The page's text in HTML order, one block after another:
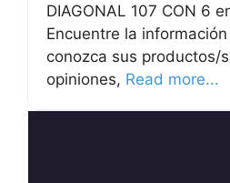
DIAGONAL 107 CON 6
Encuentre la
conozca sus productos/
opiniones, Read more...